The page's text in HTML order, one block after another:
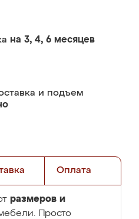
на 3, 4, 6 месяцев
и подъем
Оплата
размеров и
Просто